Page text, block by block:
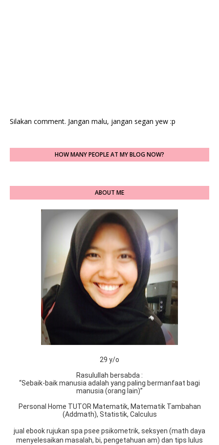
Silakan comment. Jangan malu, jangan segan yew :p
HOW MANY PEOPLE AT MY BLOG NOW?
ABOUT ME
29 y/o
Rasulullah bersabda :
“Sebaik-baik manusia adalah yang paling bermanfaat bagi
manusia (orang lain)”
Personal Home TUTOR Matematik, Matematik Tambahan
(Addmath), Statistik, Calculus
jual ebook rujukan spa psee psikometrik, seksyen (math daya
menyelesaikan masalah, bi, pengetahuan am) dan tips lulus